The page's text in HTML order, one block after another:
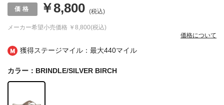
獲得ステージマイル：最大440マイル
メーカー希望小売価格 ￥8,800(税込)
￥8,800 (税込)
価格について
カラー：BRINDLE/SILVER BIRCH